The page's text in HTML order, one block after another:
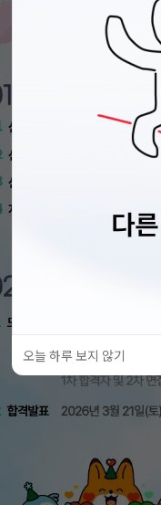
오늘 하루 보지 않기